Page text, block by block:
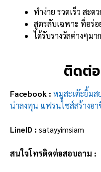
ทำง่าย รวดเร็ว สะด
สูตรลับเฉพาะ ที่อร่อ
ได้รับรางวัลต่างๆมา
ติดต่
Facebook : หมูสะเต๊ะยิ้ม
น่าลงทุน แฟรนไชส์สร้างอ
LineID : satayyimsiam
สนใจโทรติดต่อสอบถาม :